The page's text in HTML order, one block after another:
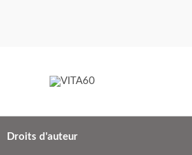
Droits d'auteur